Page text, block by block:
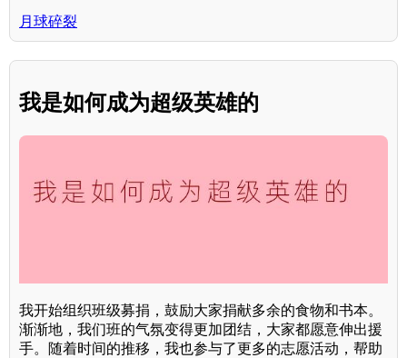
月球碎裂
我是如何成为超级英雄的
我开始组织班级募捐，鼓励大家捐献多余的食物和书本。
渐渐地，我们班的气氛变得更加团结，大家都愿意伸出援
手。随着时间的推移，我也参与了更多的志愿活动，帮助